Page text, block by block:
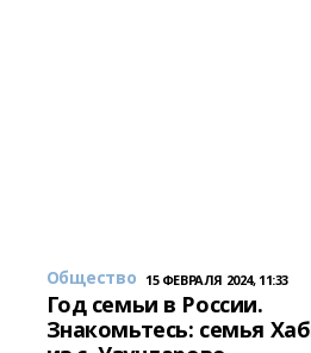
Общество 15 ФЕВРАЛЯ 2024, 11:33
Год семьи в России.
Знакомьтесь: семья